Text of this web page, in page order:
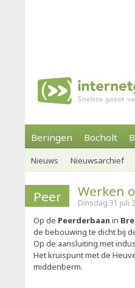
Beringen Bocholt
Nieuws Nieuwsarchief
Peer Werken
Dinsdag 31 juli
Op de Peerderbaan in
de bebouwing te dicht bij
Op de aansluiting met
Het kruispunt met de
middenberm.